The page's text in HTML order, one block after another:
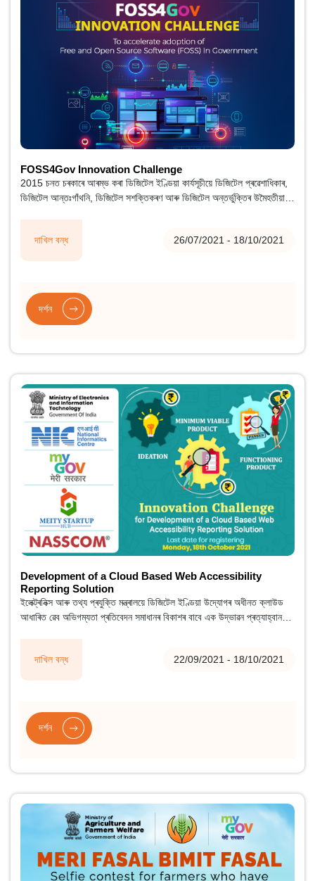
দাখিল বন্ধ 26/07/2021 - 18/10/2021
FOSS4Gov Innovation Challenge
2015 চনত চৰকাৰে আৰম্ভ কৰা ডিজিটেল ইণ্ডিয়া কাৰ্যসূচীয়ে ডিজিটেল প্ৰৱেশাধিকাৰ,
ডিজিটেল আন্তঃগাঁথনি, ডিজিটেল সশক্তিকৰণ আৰু ডিজিটেল অন্তৰ্ভুক্তিৰ উমৈহতীয়া
দৰ্শন
দাখিল বন্ধ 22/09/2021 - 18/10/2021
Development of a Cloud Based Web Accessibility
Reporting Solution
ইলেক্ট্ৰনিক্স আৰু তথ্য প্ৰযুক্তি মন্ত্ৰালয়ে ডিজিটেল ইণ্ডিয়া উদ্যোগৰ অধীনত ক্লাউড
আধাৰিত ৱেব অভিগম্যতা প্ৰতিবেদন সমাধানৰ বিকাশৰ বাবে এক উদ্ভাৱন প্ৰত্যাহ্বান
হৈছে।
দৰ্শন